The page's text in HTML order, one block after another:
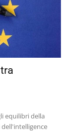
equilibri della